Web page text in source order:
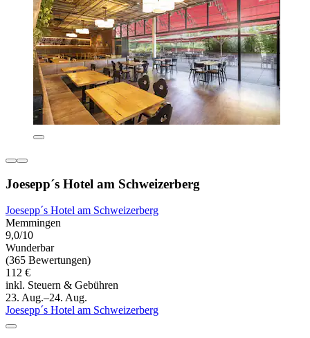
Joesepp´s Hotel am Schweizerberg
Joesepp´s Hotel am Schweizerberg
Memmingen
9,0/10
Wunderbar
(365 Bewertungen)
112 €
inkl. Steuern & Gebühren
23. Aug.–24. Aug.
Joesepp´s Hotel am Schweizerberg